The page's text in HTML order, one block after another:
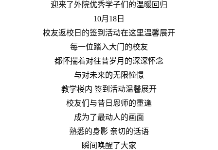
迎来了外院优秀学子们的温暖回归
10月18日
校友返校日的签到活动在这里温馨展开
每一位踏入大门的校友
都怀揣着对往昔岁月的深深怀念
与对未来的无限憧憬
教学楼内 签到活动温馨展开
校友们与昔日恩师的重逢
成为了最动人的画面
熟悉的身影 亲切的话语
瞬间唤醒了大家